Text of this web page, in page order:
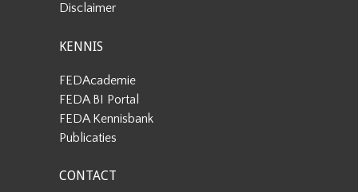
Disclaimer
KENNIS
FEDAcademie
FEDA BI Portal
FEDA Kennisbank
Publicaties
CONTACT